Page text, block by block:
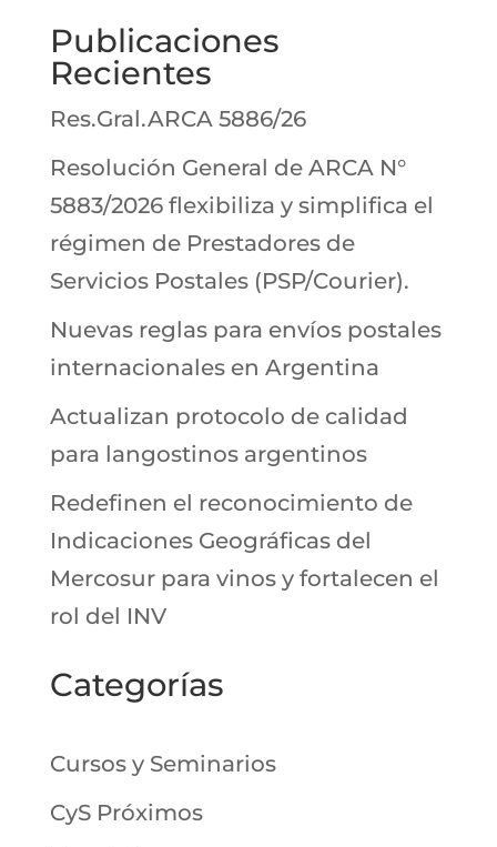
Publicaciones
Recientes
Res.Gral.ARCA 5886/26
Resolución General de ARCA N°
5883/2026 flexibiliza y simplifica el
régimen de Prestadores de
Servicios Postales (PSP/Courier).
Nuevas reglas para envíos postales
internacionales en Argentina
Actualizan protocolo de calidad
para langostinos argentinos
Redefinen el reconocimiento de
Indicaciones Geográficas del
Mercosur para vinos y fortalecen el
rol del INV
Categorías
Cursos y Seminarios
CyS Próximos